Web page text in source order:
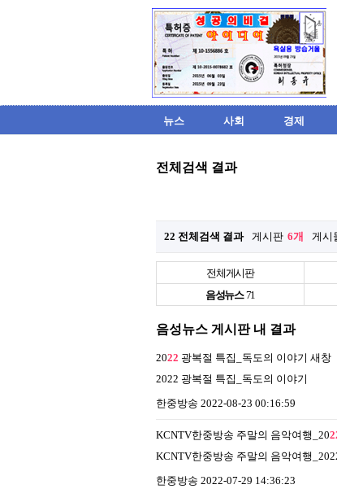
뉴스 사회 경제
전체검색 결과
22 전체검색 결과 게시판 6개 게시
전체게시판
음성뉴스 71
음성뉴스 게시판 내 결과
2022 광복절 특집_독도의 이야기 새창
2022 광복절 특집_독도의 이야기
한중방송 2022-08-23 00:16:59
KCNTV한중방송 주말의 음악여행_20
KCNTV한중방송 주말의 음악여행
한중방송 2022-07-29 14:36:23